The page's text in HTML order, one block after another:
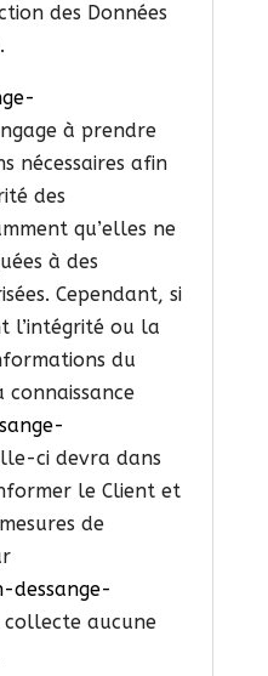
des Données
à prendre
nécessaires afin
des
qu’elles ne
à des
Cependant, si
l’intégrité ou la
du
ci devra dans
le Client et
de
dessange-
collecte aucune